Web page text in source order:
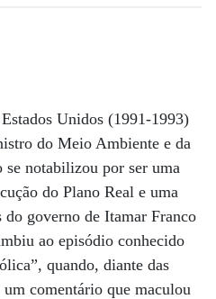
Unidos (1991-1993)
do Meio Ambiente e da
se notabilizou por ser uma
do Plano Real e uma
governo de Itamar Franco
ao episódio conhecido
quando, diante das
comentário que maculou